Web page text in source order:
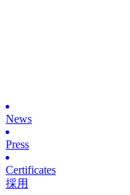
News
Press
Certificates
採用